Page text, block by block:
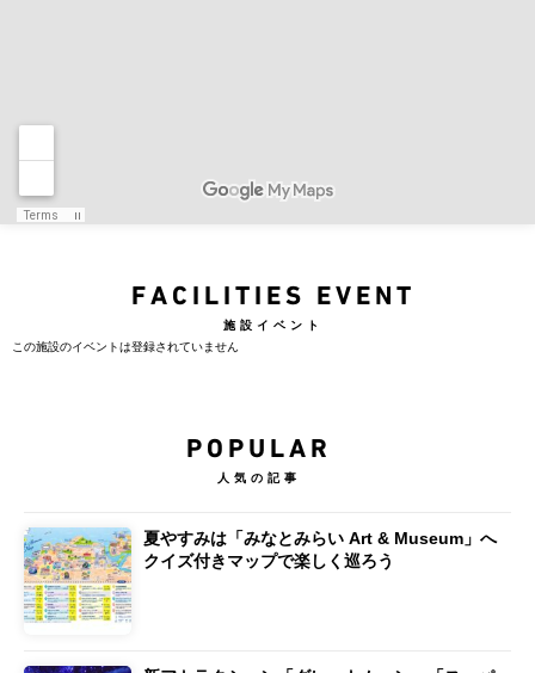
FACILITIES EVENT
施設イベント
この施設のイベントは登録されていません
POPULAR
人気の記事
夏やすみは「みなとみらい Art & Museum」へ
クイズ付きマップで楽しく巡ろう